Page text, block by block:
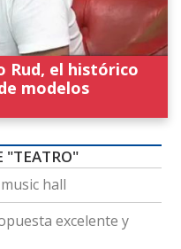
Rud, el histórico
modelos
"TEATRO"
hall
excelente y